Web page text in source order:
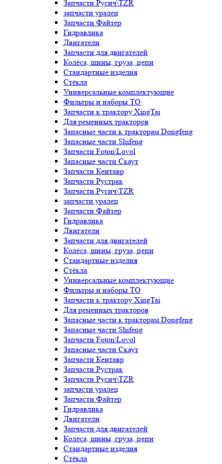
Запчасти Русич\TZR
запчасти уралец
Запчасти Файтер
Гидравлика
Двигатели
Запчасти для двигателей
Колёса, шины, груза, цепи
Стандартные изделия
Стёкла
Универсальные комплектующие
Фильтры и наборы ТО
Запчасти к трактору XingTai
Для ременных тракторов
Запасные части к тракторам Dongfeng
Запасные части Shifeng
Запчасти Foton\Lovol
Запасные части Скаут
Запчасти Кентавр
Запчасти Рустрак
Запчасти Русич\TZR
запчасти уралец
Запчасти Файтер
Гидравлика
Двигатели
Запчасти для двигателей
Колёса, шины, груза, цепи
Стандартные изделия
Стёкла
Универсальные комплектующие
Фильтры и наборы ТО
Запчасти к трактору XingTai
Для ременных тракторов
Запасные части к тракторам Dongfeng
Запасные части Shifeng
Запчасти Foton\Lovol
Запасные части Скаут
Запчасти Кентавр
Запчасти Рустрак
Запчасти Русич\TZR
запчасти уралец
Запчасти Файтер
Гидравлика
Двигатели
Запчасти для двигателей
Колёса, шины, груза, цепи
Стандартные изделия
Стёкла